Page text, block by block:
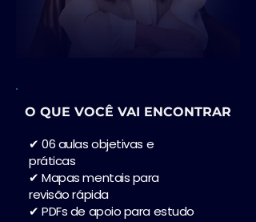
O QUE VOCÊ VAI ENCONTRAR
✔ 06 aulas objetivas e
práticas
✔ Mapas mentais para
revisão rápida
✔ PDFs de apoio para estudo